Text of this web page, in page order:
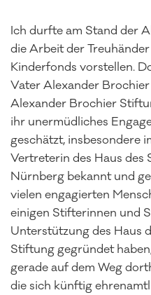
Ich durfte am Stand der
die Arbeit der
Kinderfonds vorstellen.
Vater Alexander
Alexander Brochier
ihr unermüdliches
geschätzt, insbesondere
Vertreterin des Haus des
Nürnberg bekannt und
vielen engagierten
einigen Stifterinnen und
Unterstützung des Haus
Stiftung gegründet
gerade auf dem Weg
die sich künftig